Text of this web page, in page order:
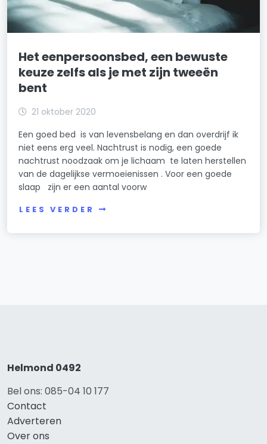
Het eenpersoonsbed, een bewuste
keuze zelfs als je met zijn tweeën
bent
21 oktober 2020
Een goed bed is van levensbelang en dan overdrijf ik
niet eens erg veel. Nachtrust is nodig, een goede
nachtrust noodzaak om je lichaam te laten herstellen
van de dagelijkse vermoeienissen . Voor een goede
slaap zijn er een aantal voorw
LEES VERDER
Helmond 0492
Bel ons: 085-04 10 177
Contact
Adverteren
Over ons